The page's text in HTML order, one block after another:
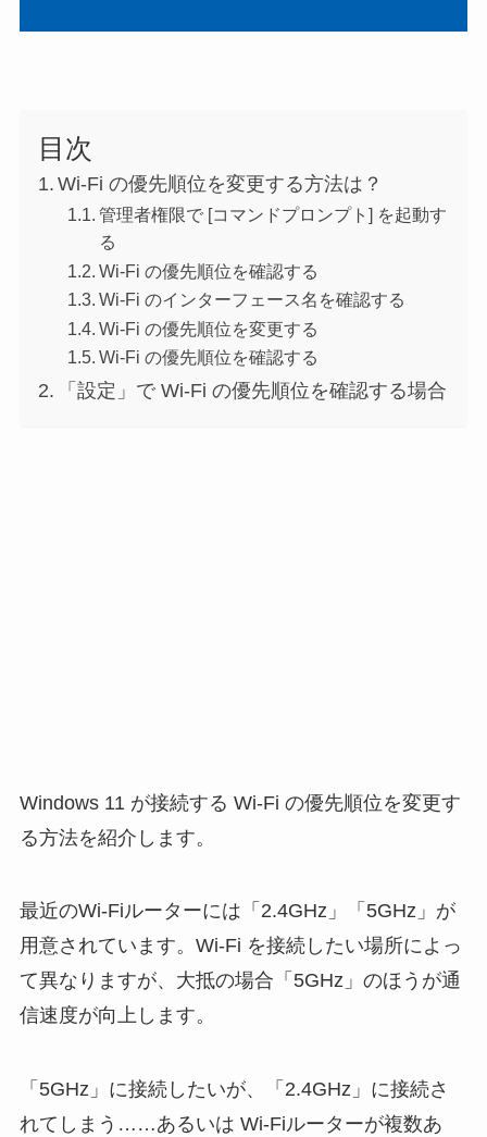
目次
Wi-Fi の優先順位を変更する方法は？
管理者権限で [コマンドプロンプト] を起動す
る
Wi-Fi の優先順位を確認する
Wi-Fi のインターフェース名を確認する
Wi-Fi の優先順位を変更する
Wi-Fi の優先順位を確認する
「設定」で Wi-Fi の優先順位を確認する場合
Windows 11 が接続する Wi-Fi の優先順位を変更す
る方法を紹介します。
最近のWi-Fiルーターには「2.4GHz」「5GHz」が
用意されています。Wi-Fi を接続したい場所によっ
て異なりますが、大抵の場合「5GHz」のほうが通
信速度が向上します。
「5GHz」に接続したいが、「2.4GHz」に接続さ
れてしまう……あるいは Wi-Fiルーターが複数あ